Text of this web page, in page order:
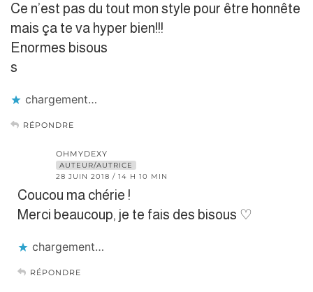
Ce n’est pas du tout mon style pour être honnête
mais ça te va hyper bien!!!
Enormes bisous
s
chargement…
RÉPONDRE
OHMYDEXY
AUTEUR/AUTRICE
28 JUIN 2018 / 14 H 10 MIN
Coucou ma chérie !
Merci beaucoup, je te fais des bisous ♡
chargement…
RÉPONDRE